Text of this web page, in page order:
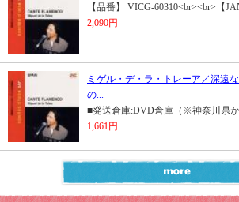
【品番】 VICG-60310<br><br>【
2,090円
ミゲル・デ・ラ・トレーア／深遠
の...
■発送倉庫:DVD倉庫（※神奈川県か
1,661円